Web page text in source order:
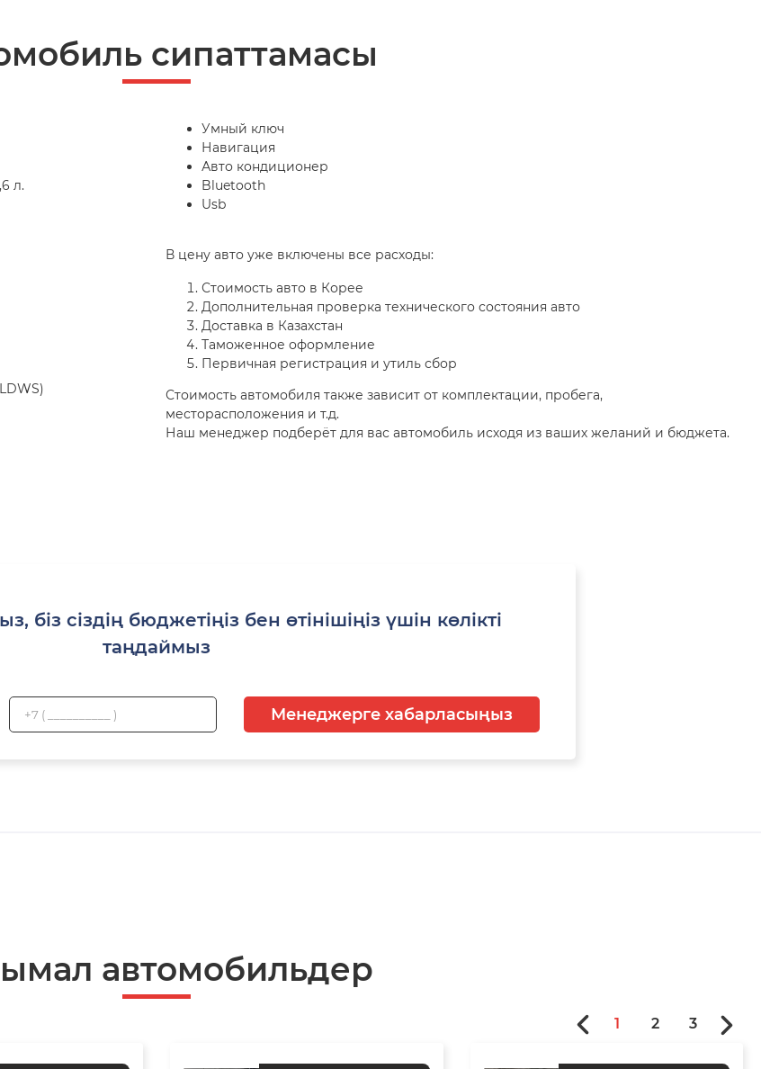
сипаттамасы
л.
Умный ключ
Навигация
Авто кондиционер
Bluetooth
Usb
В цену авто уже включены все расходы:
Стоимость авто в Корее
Дополнительная проверка технического состояния авто
Доставка в Казахстан
Таможенное оформление
Первичная регистрация и утиль сбор
Стоимость автомобиля также зависит от комплектации, пробега,
месторасположения и т.д.
Наш менеджер подберёт для вас автомобиль исходя из ваших желаний и бюджета.
біз сіздің бюджетіңіз бен өтінішіңіз үшін көлікті
таңдаймыз
Менеджерге хабарласыңыз
автомобильдер
1 2 3